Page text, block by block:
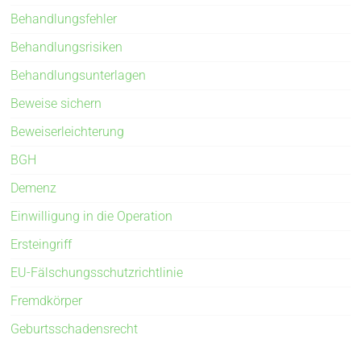
Behandlungsfehler
Behandlungsrisiken
Behandlungsunterlagen
Beweise sichern
Beweiserleichterung
BGH
Demenz
Einwilligung in die Operation
Ersteingriff
EU-Fälschungsschutzrichtlinie
Fremdkörper
Geburtsschadensrecht